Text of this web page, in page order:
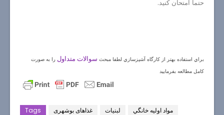
حتما امتحان كنيد.
براي استفاده بهتر از كارگاه آشپزسازي لطفا مبحث سوالات متداول را به صورت
كامل مطالعه بفرماييد
Tags غذاهای بوشهری لبنيات مواد اوليه خانگي